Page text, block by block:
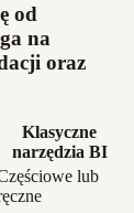
od
na
oraz
Klasyczne
narzędzia BI
lub